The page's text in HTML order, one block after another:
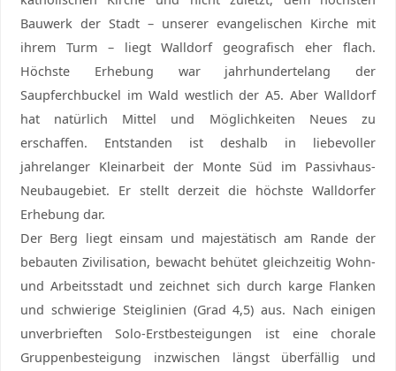
Bauwerk der Stadt – unserer evangelischen Kirche mit
ihrem Turm – liegt Walldorf geografisch eher flach.
Höchste Erhebung war jahrhundertelang der
Saupferchbuckel im Wald westlich der A5. Aber Walldorf
hat natürlich Mittel und Möglichkeiten Neues zu
erschaffen. Entstanden ist deshalb in liebevoller
jahrelanger Kleinarbeit der Monte Süd im Passivhaus-
Neubaugebiet. Er stellt derzeit die höchste Walldorfer
Erhebung dar.
Der Berg liegt einsam und majestätisch am Rande der
bebauten Zivilisation, bewacht behütet gleichzeitig Wohn-
und Arbeitsstadt und zeichnet sich durch karge Flanken
und schwierige Steiglinien (Grad 4,5) aus. Nach einigen
unverbrieften Solo-Erstbesteigungen ist eine chorale
Gruppenbesteigung inzwischen längst überfällig und